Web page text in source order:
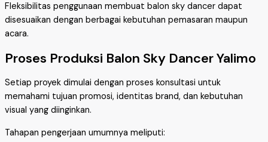
Fleksibilitas penggunaan membuat balon sky dancer dapat
disesuaikan dengan berbagai kebutuhan pemasaran maupun
acara.
Proses Produksi Balon Sky Dancer Yalimo
Setiap proyek dimulai dengan proses konsultasi untuk
memahami tujuan promosi, identitas brand, dan kebutuhan
visual yang diinginkan.
Tahapan pengerjaan umumnya meliputi: